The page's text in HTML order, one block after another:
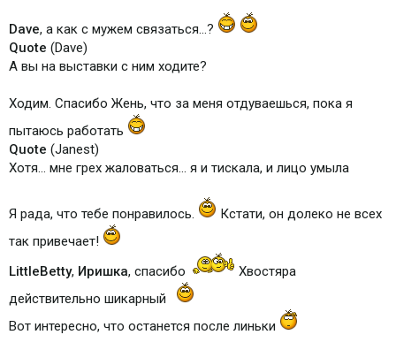
Dave, а как с мужем связаться...?
Quote (Dave)
А вы на выставки с ним ходите?
Ходим. Спасибо Жень, что за меня отдуваешься, пока я
пытаюсь работать
Quote (Janest)
Хотя... мне грех жаловаться... я и тискала, и лицо умыла
Я рада, что тебе понравилось.
Кстати, он долеко не всех
так привечает!
LittleBetty, Иришка, спасибо
Хвостяра
действительно шикарный
Вот интересно, что останется после линьки